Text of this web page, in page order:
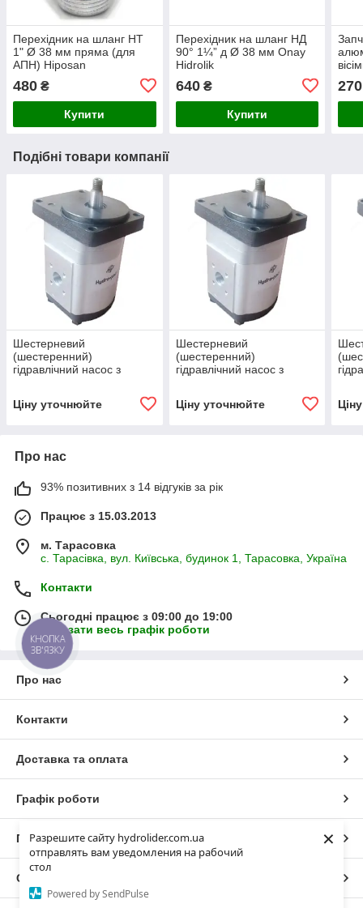
Разрешите сайту hydrolider.com.ua
отправлять вам уведомления на рабочий
стол
Powered by SendPulse
×
Перехідник на шланг НТ
1" Ø 38 мм пряма (для
АПН) Hiposan
480 ₴
Купити
Перехідник на шланг НД
90° 1¼” д Ø 38 мм Onay
Hidrolik
640₴
Купити
270
Подібні товари компанії
Шестерневий
(шестеренний)
гідравлічний насос з
Ціну уточнюйте
Шестерневий
(шестеренний)
гідравлічний насос з
Ціну уточнюйте
Про нас
93% позитивних з 14 відгуків за рік
Працює з 15.03.2013
м. Тарасовка
с. Тарасівка, вул. Київська, будинок 1, Тарасовка, Україна
Контакти
Сьогодні працює з 09:00 до 19:00
Показати весь графік роботи
Про нас
Контакти
Доставка та оплата
Графік роботи
Повна версія сайту
Сайт створено на маркетплейсі
КНОПКА
ЗВ'ЯЗКУ